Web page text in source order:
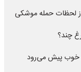
لحظات حمله موشکی
چند؟
خوب پیش می‌رود